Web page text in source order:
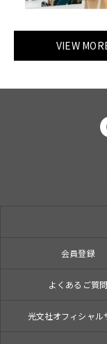
VIEW
会員登録
よくあるご質問
光文社オフィシャル